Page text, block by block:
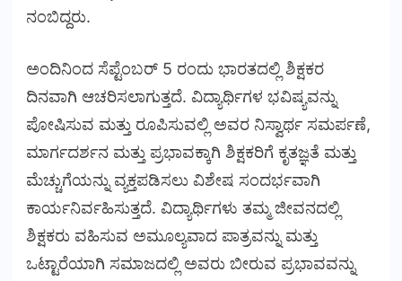
ನಂಬಿದ್ದರು.
ಅಂದಿನಿಂದ ಸೆಪ್ಟೆಂಬರ್ 5 ರಂದು ಭಾರತದಲ್ಲಿ ಶಿಕ್ಷಕರ
ದಿನವಾಗಿ ಆಚರಿಸಲಾಗುತ್ತದೆ. ವಿದ್ಯಾರ್ಥಿಗಳ ಭವಿಷ್ಯವನ್ನು
ಪೋಷಿಸುವ ಮತ್ತು ರೂಪಿಸುವಲ್ಲಿ ಅವರ ನಿಸ್ವಾರ್ಥ ಸಮರ್ಪಣೆ,
ಮಾರ್ಗದರ್ಶನ ಮತ್ತು ಪ್ರಭಾವಕ್ಕಾಗಿ ಶಿಕ್ಷಕರಿಗೆ ಕೃತಜ್ಞತೆ ಮತ್ತು
ಮೆಚ್ಚುಗೆಯನ್ನು ವ್ಯಕ್ತಪಡಿಸಲು ವಿಶೇಷ ಸಂದರ್ಭವಾಗಿ
ಕಾರ್ಯನಿರ್ವಹಿಸುತ್ತದೆ. ವಿದ್ಯಾರ್ಥಿಗಳು ತಮ್ಮ ಜೀವನದಲ್ಲಿ
ಶಿಕ್ಷಕರು ವಹಿಸುವ ಅಮೂಲ್ಯವಾದ ಪಾತ್ರವನ್ನು ಮತ್ತು
ಒಟ್ಟಾರೆಯಾಗಿ ಸಮಾಜದಲ್ಲಿ ಅವರು ಬೀರುವ ಪ್ರಭಾವವನ್ನು